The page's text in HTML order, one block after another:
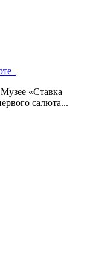
«Ставка
салюта...